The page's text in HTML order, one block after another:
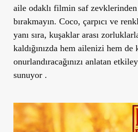
aile odaklı filmin saf
bırakmayın. Coco, çarpıcı ve
yanı sıra, kuşaklar arası
kaldığınızda hem ailenizi hem de
onurlandıracağınızı anlatan
sunuyor .